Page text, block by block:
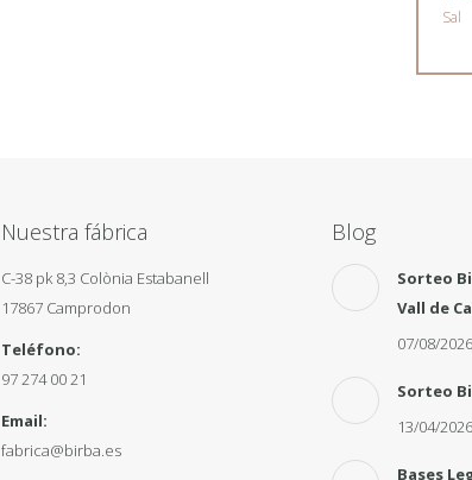
Sal
Nuestra fábrica
C-38 pk 8,3 Colònia Estabanell
17867 Camprodon
Teléfono:
97 274 00 21
Email:
fabrica@birba.es
Blog
Sorteo
Vall de
07/08/2026
Sorteo
13/04/2026
Bases